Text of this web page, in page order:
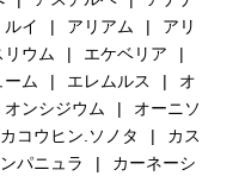
イ アリアム
アリ
リウム
エケベリア
ーム エレムルス
オ
オンシジウム
オーニソ
カコウヒン.ソノタ
カス
パニュラ
カーネーシ